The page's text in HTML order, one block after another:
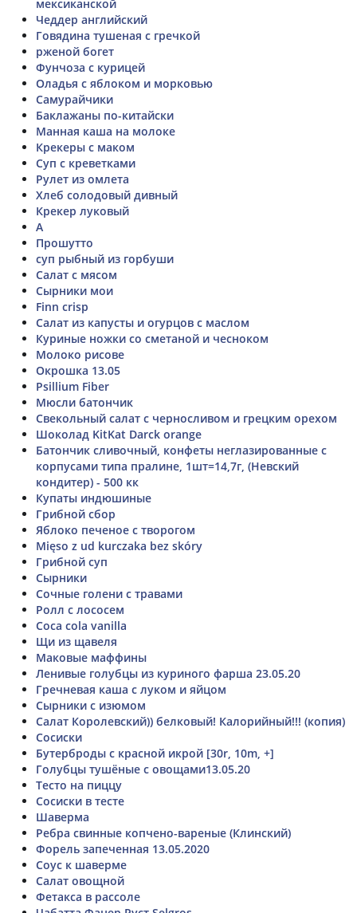
мексиканской
Чеддер английский
Говядина тушеная с гречкой
рженой богет
Фунчоза с курицей
Оладья с яблоком и морковью
Самурайчики
Баклажаны по-китайски
Манная каша на молоке
Крекеры с маком
Суп с креветками
Рулет из омлета
Хлеб солодовый дивный
Крекер луковый
А
Прошутто
суп рыбный из горбуши
Салат с мясом
Сырники мои
Finn crisp
Салат из капусты и огурцов с маслом
Куриные ножки со сметаной и чесноком
Молоко рисове
Окрошка 13.05
Psillium Fiber
Мюсли батончик
Свекольный салат с черносливом и грецким орехом
Шоколад KitKat Darck orange
Батончик сливочный, конфеты неглазированные с
корпусами типа пралине, 1шт=14,7г, (Невский
кондитер) - 500 кк
Купаты индюшиные
Грибной сбор
Яблоко печеное с творогом
Mięso z ud kurczaka bez skóry
Грибной суп
Сырники
Сочные голени с травами
Ролл с лососем
Coca cola vanilla
Щи из щавеля
Маковые маффины
Ленивые голубцы из куриного фарша 23.05.20
Гречневая каша с луком и яйцом
Сырники с изюмом
Салат Королевский)) белковый! Калорийный!!! (копия)
Сосиски
Бутерброды с красной икрой [30r, 10m, +]
Голубцы тушёные с овощами13.05.20
Тесто на пиццу
Сосиски в тесте
Шаверма
Ребра свинные копчено-вареные (Клинский)
Форель запеченная 13.05.2020
Соус к шаверме
Салат овощной
Фетакса в рассоле